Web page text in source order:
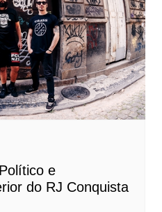
e
do RJ Conquista